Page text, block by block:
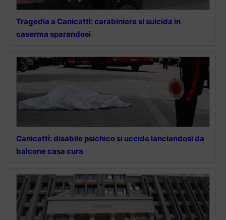
Tragedia a Canicattì: carabiniere si suicida in
caserma sparandosi
Canicattì: disabile psichico si uccide lanciandosi da
balcone casa cura